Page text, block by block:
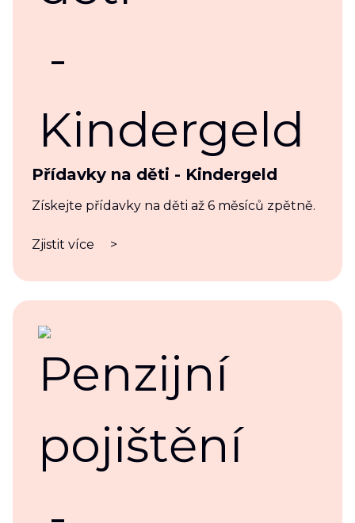
Přídavky na děti - Kindergeld
Získejte přídavky na děti až 6 měsíců zpětně.
Zjistit více >